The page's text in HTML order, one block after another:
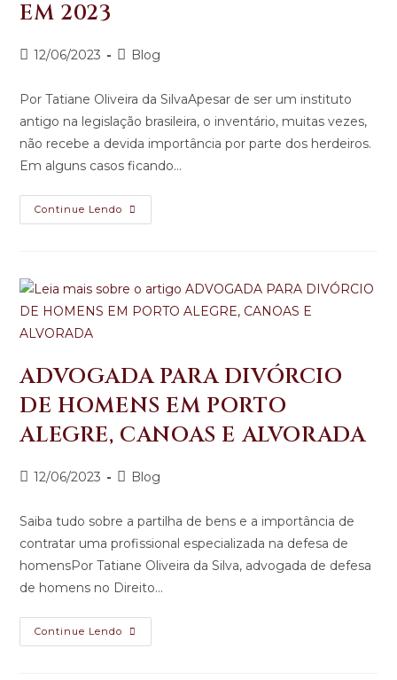
EM 2023
12/06/2023 Blog
Por Tatiane Oliveira da SilvaApesar de ser um instituto
antigo na legislação brasileira, o inventário, muitas vezes,
não recebe a devida importância por parte dos herdeiros.
Em alguns casos ficando…
Continue Lendo
ADVOGADA PARA DIVÓRCIO
DE HOMENS EM PORTO
ALEGRE, CANOAS E ALVORADA
12/06/2023 Blog
Saiba tudo sobre a partilha de bens e a importância de
contratar uma profissional especializada na defesa de
homensPor Tatiane Oliveira da Silva, advogada de defesa
de homens no Direito…
Continue Lendo